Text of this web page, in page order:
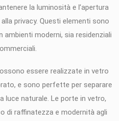
la luminosità e l’apertura
privacy. Questi elementi sono
moderni, sia residenziali
essere realizzate in vetro
e sono perfette per separare
luce naturale. Le porte in vetro,
di raffinatezza e modernità agli